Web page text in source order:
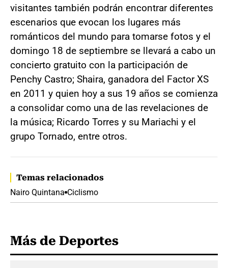
visitantes también podrán encontrar diferentes
escenarios que evocan los lugares más
románticos del mundo para tomarse fotos y el
domingo 18 de septiembre se llevará a cabo un
concierto gratuito con la participación de
Penchy Castro; Shaira, ganadora del Factor XS
en 2011 y quien hoy a sus 19 años se comienza
a consolidar como una de las revelaciones de
la música; Ricardo Torres y su Mariachi y el
grupo Tornado, entre otros.
Temas relacionados
Nairo Quintana Ciclismo
Más de Deportes